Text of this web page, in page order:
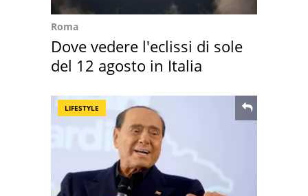
Roma
Dove vedere l'eclissi di sole
del 12 agosto in Italia
LIFESTYLE